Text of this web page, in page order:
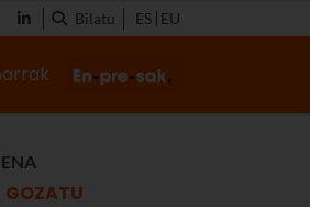
Bilatu ES EU
GOZATU